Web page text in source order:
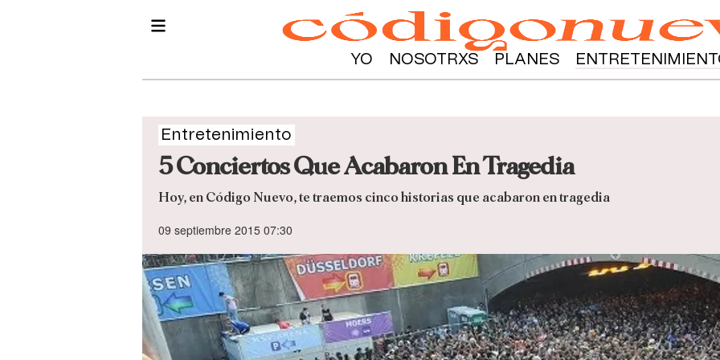
YO NOSOTRXS PLANES
Entretenimiento
5 Conciertos Que Acabaron En Tragedia
Hoy, en Código Nuevo, te traemos cinco historias que acabaron en tragedia
09 septiembre 2015 07:30